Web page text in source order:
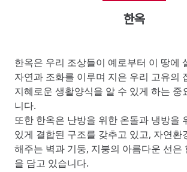
한옥
한옥은 우리 조상들이 예로부터 이 땅에
자연과 조화를 이루며 지은 우리 고유의
지혜로운 생활양식을 알 수 있게 하는 중
니다.
또한 한옥은 난방을 위한 온돌과 냉방을
있게 결합된 구조를 갖추고 있고, 자연환
해주는 벽과 기둥, 지붕의 아름다운 선은
을 담고 있습니다.